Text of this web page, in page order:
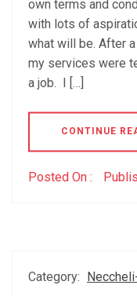
own terms and
with lots of
what will be. After
my services were
a job. I […]
CONTINUE
Posted On :
Category: